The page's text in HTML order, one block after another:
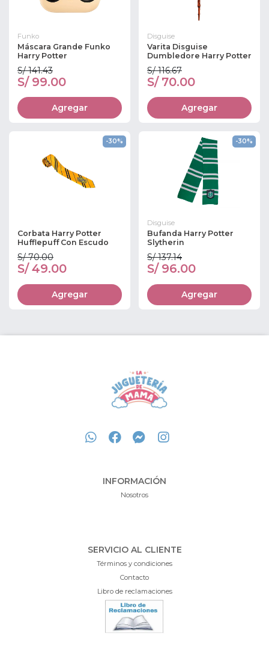
Funko
Máscara Grande Funko
Harry Potter
S/ 141.43
S/ 99.00
Agregar
Disguise
Varita Disguise
Dumbledore Harry Potter
S/ 116.67
S/ 70.00
Agregar
-30%
Corbata Harry Potter
Hufflepuff Con Escudo
S/ 70.00
S/ 49.00
Agregar
-30%
Disguise
Bufanda Harry Potter
Slytherin
S/ 137.14
S/ 96.00
Agregar
INFORMACIÓN
Nosotros
SERVICIO AL CLIENTE
Términos y condiciones
Contacto
Libro de reclamaciones